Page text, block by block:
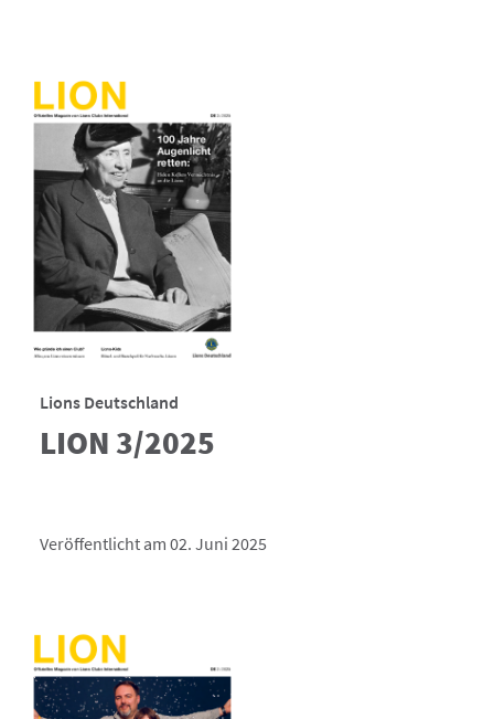
Lions Deutschland
LION 3/2025
Veröffentlicht am 02. Juni 2025